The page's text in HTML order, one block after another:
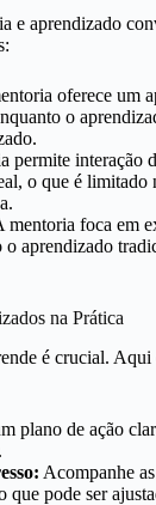
e aprendizado
oferece um
o
permite interação
o que é limitado
mentoria foca em
o aprendizado
na Prática
é crucial. Aqui
plano de ação
Acompanhe
que pode ser